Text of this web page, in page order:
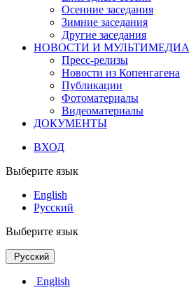
Осенние заседания
Зимние заседания
Другие заседания
НОВОСТИ И МУЛЬТИМЕДИА
Пресс-релизы
Новости из Копенгагена
Публикации
Фотоматериалы
Видеоматериалы
ДОКУМЕНТЫ
ВХОД
Выберите язык
English
Русский
Выберите язык
Русский
English